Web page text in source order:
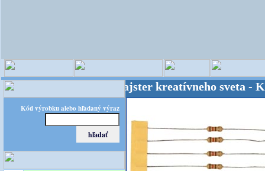
Kód výrobku alebo hľadaný výraz
OPITEC - majster kreatívneho sveta - Kvalita